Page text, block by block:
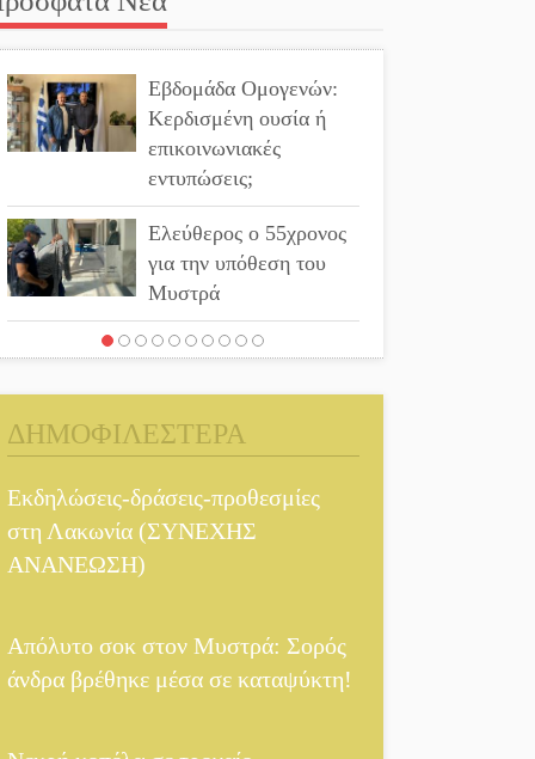
Εβδομάδα Ομογενών:
Κερδισμένη ουσία ή
επικοινωνιακές
εντυπώσεις;
Ελεύθερος ο 55χρονος
για την υπόθεση του
Μυστρά
Ποδοσφαιρικό
Μάχης συνέχεια των
310 για τη Λαϊκή
Σπάρτης
Ελλάδας Beach Soccer
ο Π. Μαρτσούκος
σχολιάζει τα…
ΔΗΜΟΦΙΛΕΣΤΕΡΑ
Εκδηλώσεις-δράσεις-προθεσμίες
στη Λακωνία (ΣΥΝΕΧΗΣ
ΑΝΑΝΕΩΣΗ)
Απόλυτο σοκ στον Μυστρά: Σορός
άνδρα βρέθηκε μέσα σε καταψύκτη!